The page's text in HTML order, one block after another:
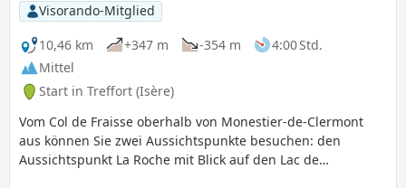
Visorando-Mitglied
10,46 km
+347 m -354 m
4:00 Std.
Mittel
Start in Treffort (Isère)
Vom Col de Fraisse oberhalb von Monestier-de-Clermont
aus können Sie zwei Aussichtspunkte besuchen: den
Aussichtspunkt La Roche mit Blick auf den Lac de